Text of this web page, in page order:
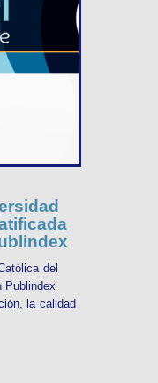
del
Publindex
la calidad